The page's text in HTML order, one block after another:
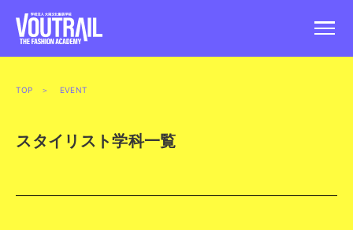
TOP ＞ EVENT
スタイリスト学科一覧